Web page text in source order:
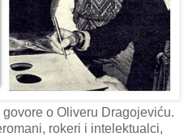
govore o Oliveru Dragojeviću.
rokeri i intelektualci,